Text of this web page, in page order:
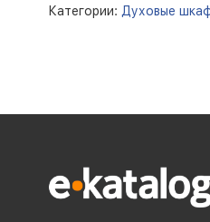
Категории: Духовые